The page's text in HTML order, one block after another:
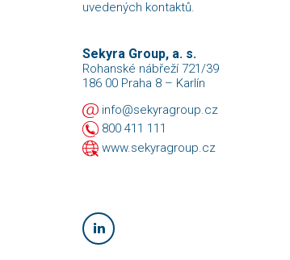
uvedených kontaktů.
Sekyra Group, a. s.
Rohanské nábřeží 721/39
186 00 Praha 8 – Karlín
info@sekyragroup.cz
800 411 111
www.sekyragroup.cz